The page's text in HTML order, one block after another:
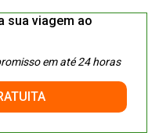
sua viagem ao
em até 24 horas